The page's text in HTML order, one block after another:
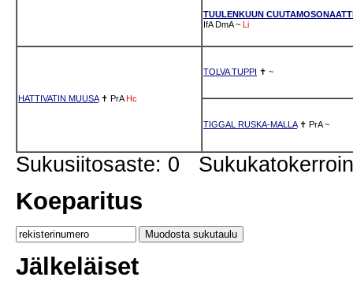
TUULENKUUN
IfA DmA ~ Li
HATTIVATIN MUUSA✝ PrA Hc
TOLVA TUPPI ✝ ~
TIGGAL RUSKA-MALLA✝ PrA ~
Sukusiitosaste: 0
Koeparitus
Jälkeläiset